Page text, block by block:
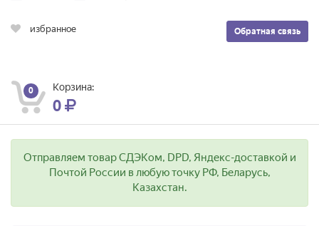
Обратная связь
избранное
0 Корзина:
0
Отправляем товар СДЭКом, DPD, Яндекс-доставкой и
Почтой России в любую точку РФ, Беларусь,
Казахстан.